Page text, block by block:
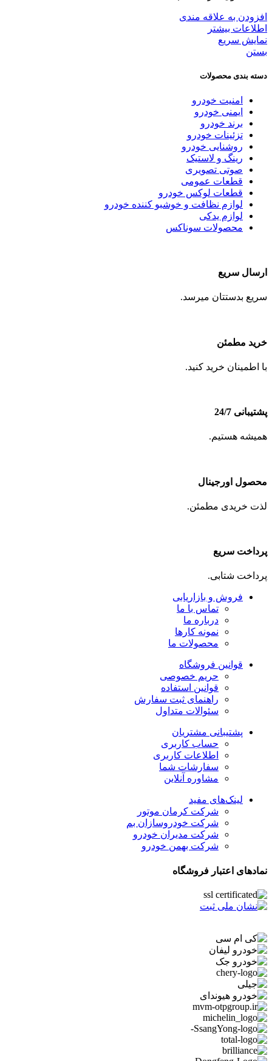
افزودن به علاقه مندی
اطلاعات بیشتر
نمایش سریع
بستن
دسته بندی محصولات
امنیت خودرو
ایمنی خودرو
برند خودرو
تزئینات خودرو
روشنایی خودرو
رینگ و لاستیک
صوتی تصویری
قطعات عمومی
قطعات لوکس خودرو
لوازم نظافت و خوشبو کننده خودرو
لوازم یدکی
محصولات سوناکس
ارسال سریع
سریع بدستتان میرسد.
خرید مطمئن
با اطمینان خرید کنید.
پشتیبانی 24/7
همیشه هستیم.
محصول اورجینال
لذت خریدی مطمئن.
پرداخت سریع
پرداخت شتابی.
فروش و بازاریابی
تماس با ما
درباره ما
نمونه کارها
محصولات ما
قوانین فروشگاه
حریم خصوصی
قوانین استفاده
راهنمای ثبت سفارش
سئوالات متداول
پشتیبانی مشتریان
حساب کاربری
اطلاعات کاربری
سفارشات شما
مشاوره آنلاین
لینک‌های مفید
شرکت کرمان موتور
شرکت خودروسازان بم
شرکت مدیران خودرو
شرکت بهمن خودرو
نمادهای اعتبار فروشگاه